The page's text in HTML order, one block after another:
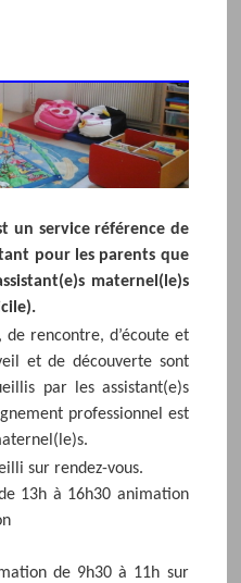
un service référence de
pour les parents que
maternel(le)s
de rencontre, d’écoute et
et de découverte sont
par les assistant(e)s
professionnel est
sur rendez-vous.
13h à 16h30 animation
de 9h30 à 11h sur